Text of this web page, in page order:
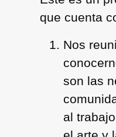
que cuenta
Nos
son las
al